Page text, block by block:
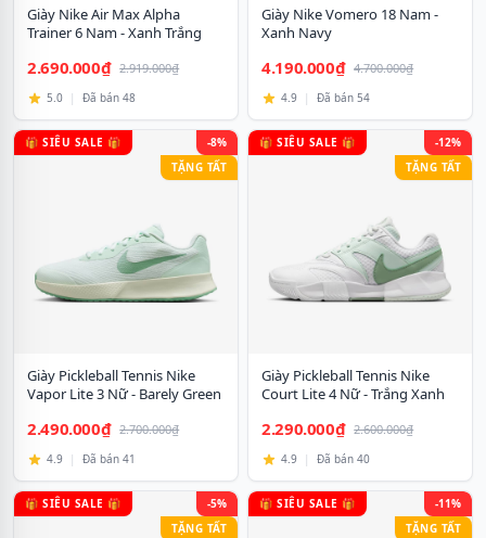
Giày Nike Air Max Alpha
Trainer 6 Nam - Xanh Trắng
2.690.000₫ 2.919.000₫
5.0 | Đã bán 48
Giày Nike Vomero 18 Nam -
Xanh Navy
4.190.000₫ 4.700.000₫
4.9 | Đã bán 54
🎁 SIÊU SALE 🎁
-8%
TẶNG TẤT
Giày Pickleball Tennis Nike
Vapor Lite 3 Nữ - Barely Green
2.490.000₫ 2.700.000₫
4.9 | Đã bán 41
🎁 SIÊU SALE 🎁
-12%
TẶNG TẤT
Giày Pickleball Tennis Nike
Court Lite 4 Nữ - Trắng Xanh
2.290.000₫ 2.600.000₫
4.9 | Đã bán 40
🎁 SIÊU SALE 🎁
-5%
TẶNG TẤT
🎁 SIÊU SALE 🎁
-11%
TẶNG TẤT